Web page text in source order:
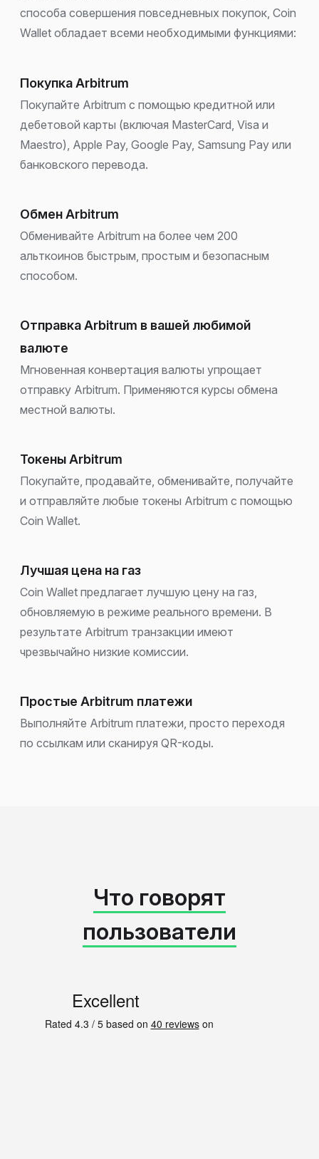
способа совершения повседневных покупок, Coin
Wallet обладает всеми необходимыми функциями:
Покупка Arbitrum
Покупайте Arbitrum с помощью кредитной или
дебетовой карты (включая MasterCard, Visa и
Maestro), Apple Pay, Google Pay, Samsung Pay или
банковского перевода.
Обмен Arbitrum
Обменивайте Arbitrum на более чем 200
альткоинов быстрым, простым и безопасным
способом.
Отправка Arbitrum в вашей любимой
валюте
Мгновенная конвертация валюты упрощает
отправку Arbitrum. Применяются курсы обмена
местной валюты.
Токены Arbitrum
Покупайте, продавайте, обменивайте, получайте
и отправляйте любые токены Arbitrum с помощью
Coin Wallet.
Лучшая цена на газ
Coin Wallet предлагает лучшую цену на газ,
обновляемую в режиме реального времени. В
результате Arbitrum транзакции имеют
чрезвычайно низкие комиссии.
Простые Arbitrum платежи
Выполняйте Arbitrum платежи, просто переходя
по ссылкам или сканируя QR-коды.
Что говорят
пользователи